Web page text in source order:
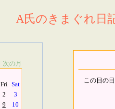
A氏のきまぐれ日
次の月
Fri Sat
2
3
9
10
この日の